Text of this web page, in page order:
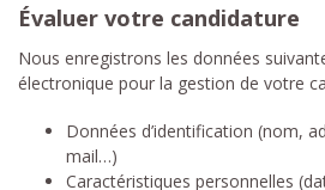
Évaluer votre candidature
Nous enregistrons les données
électronique pour la gestion de votre
Données d’identification (nom,
mail…)
Caractéristiques personnelles